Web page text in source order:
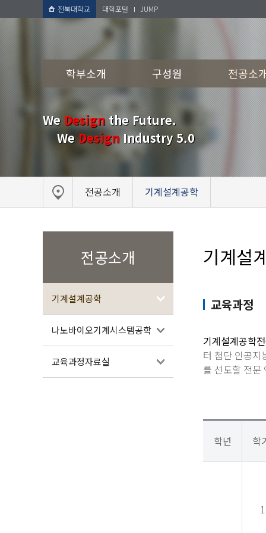
전북대학교 대학포털 JUMP
학부소개 구성원 전공소
We Designthe Future.
WeDesignIndustry 5.0
전공소개 기계설계공학
전공소개
기계설계공학
나노바이오기계시스템공학
교육과정자료실
기계설
교육과정
기계설계공학
터 첨단 인공지
를 선도할 전문
학년 학
1